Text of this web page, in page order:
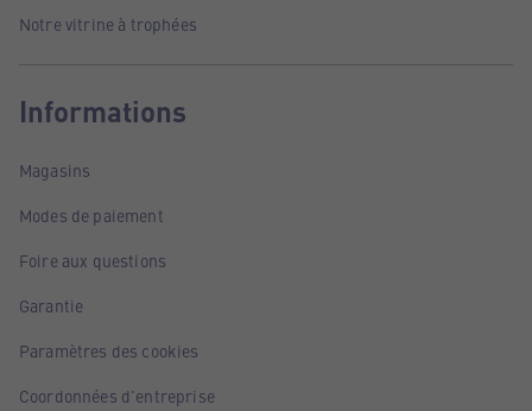
Notre vitrine à trophées
Informations
Magasins
Modes de paiement
Foire aux questions
Garantie
Paramètres des cookies
Coordonnées d'entreprise